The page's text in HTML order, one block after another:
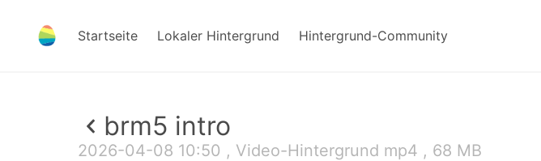
Startseite Lokaler Hintergrund Hintergrund-Community
brm5 intro
2026-04-08 10:50 , Video-Hintergrund mp4 , 68 MB